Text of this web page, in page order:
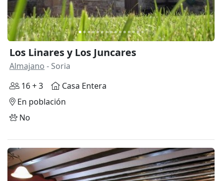
Los Linares y Los Juncares
Almajano - Soria
16 + 3
Casa Entera
En población
No